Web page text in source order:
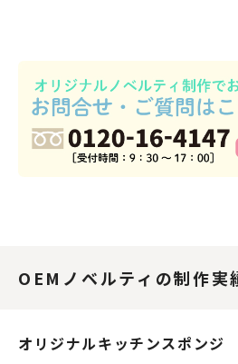
OEMノベルティの制作実
オリジナルキッチンスポンジ